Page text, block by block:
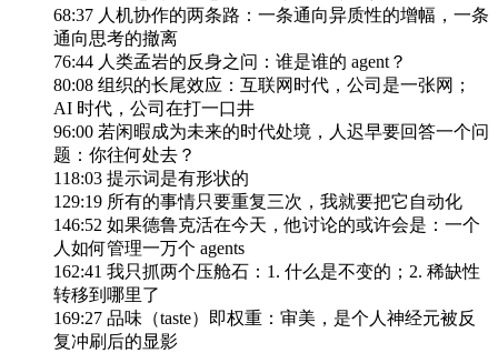
68:37 人机协作的两条路：一条通向异质性的增幅，一条
通向思考的撤离
76:44 人类孟岩的反身之问：谁是谁的 agent？
80:08 组织的长尾效应：互联网时代，公司是一张网；
AI 时代，公司在打一口井
96:00 若闲暇成为未来的时代处境，人迟早要回答一个问
题：你往何处去？
118:03 提示词是有形状的
129:19 所有的事情只要重复三次，我就要把它自动化
146:52 如果德鲁克活在今天，他讨论的或许会是：一个
人如何管理一万个 agents
162:41 我只抓两个压舱石：1. 什么是不变的；2. 稀缺性
转移到哪里了
169:27 品味（taste）即权重：审美，是个人神经元被反
复冲刷后的显影